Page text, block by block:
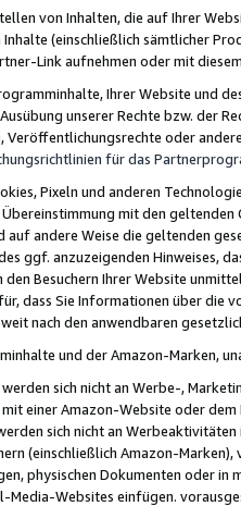
von Inhalten, die auf Ihrer
(einschließlich sämtlicher
Link aufnehmen oder mit
Ihrer Website und
unserer Rechte bzw. der
Veröffentlichungsrechte oder
für das
Pixeln und anderen
mit den
auf andere Weise die geltenden
ggf. anzuzeigenden Hinweises,
Besuchern Ihrer Website
dass Sie Informationen über die
nach den anwendbaren
und der Amazon-Marken,
werden sich nicht an Werbe-,
einer Amazon-Website oder
sich nicht an
(einschließlich Amazon-
physischen Dokumenten oder in
Media-Websites einfügen.